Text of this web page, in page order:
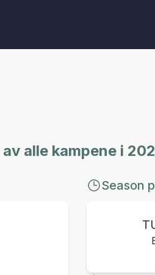
alle kampene i
Season